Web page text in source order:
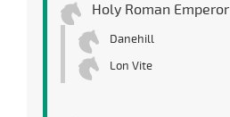
Holy Roman Emperor
Danehill
Lon Vite